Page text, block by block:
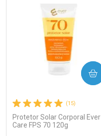
(15)
Protetor Solar Corporal Ever
Care FPS 70 120g
COMPRAR